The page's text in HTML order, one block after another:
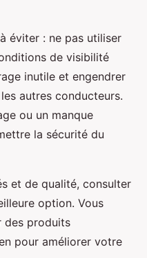
éviter : ne pas utiliser
de visibilité
inutile et engendrer
autres conducteurs.
ou un manque
la sécurité du
et de qualité, consulter
option. Vous
des produits
pour améliorer votre